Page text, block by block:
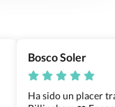
Bosco Soler
Ha sido un placer